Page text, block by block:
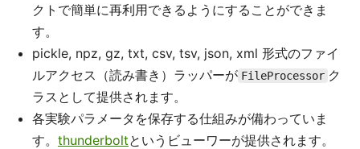
クトで簡単に再利用できるようにすることができま
す。
pickle, npz, gz, txt, csv, tsv, json, xml 形式のファイ
ルアクセス（読み書き）ラッパーが FileProcessor ク
ラスとして提供されます。
各実験パラメータを保存する仕組みが備わっていま
す。 thunderboltというビューワーが提供されます。